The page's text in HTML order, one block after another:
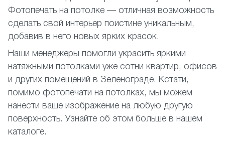
Фотопечать на потолке — отличная возможность
сделать свой интерьер поистине уникальным,
добавив в него новых ярких красок.
Наши менеджеры помогли украсить яркими
натяжными потолками уже сотни квартир, офисов
и других помещений в Зеленограде. Кстати,
помимо фотопечати на потолках, мы можем
нанести ваше изображение на любую другую
поверхность. Узнайте об этом больше в нашем
каталоге.